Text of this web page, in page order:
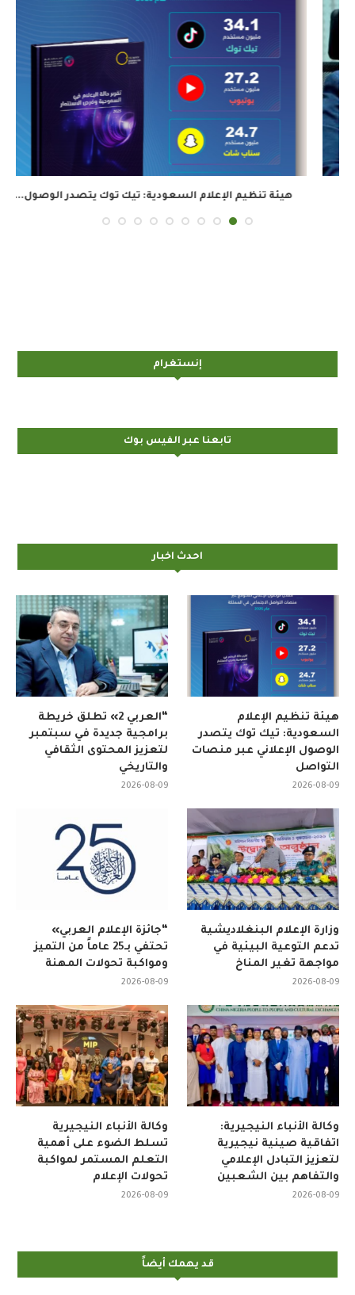
هيئة تنظيم الإعلام السعودية: تيك توك يتصدر الوصول...
إنستغرام
تابعنا عبر الفيس بوك
احدث اخبار
“العربي 2» تطلق خريطة
برامجية جديدة في سبتمبر
لتعزيز المحتوى الثقافي
والتاريخي
2026-08-09
هيئة تنظيم الإعلام
السعودية: تيك توك يتصدر
الوصول الإعلاني عبر منصات
التواصل
2026-08-09
“جائزة الإعلام العربي»
تحتفي بـ25 عاماً من التميز
ومواكبة تحولات المهنة
2026-08-09
وزارة الإعلام البنغلاديشية
تدعم التوعية البيئية في
مواجهة تغير المناخ
2026-08-09
وكالة الأنباء النيجيرية
تسلط الضوء على أهمية
التعلم المستمر لمواكبة
تحولات الإعلام
2026-08-09
وكالة الأنباء النيجيرية:
اتفاقية صينية نيجيرية
لتعزيز التبادل الإعلامي
والتفاهم بين الشعبين
2026-08-09
قد يهمك أيضاً